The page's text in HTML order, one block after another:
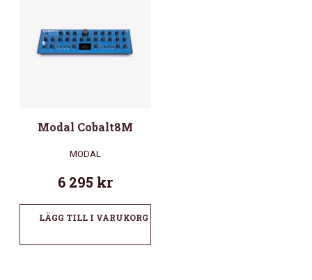
Modal Cobalt8M
MODAL
6 295 kr
LÄGG TILL I VARUKORG